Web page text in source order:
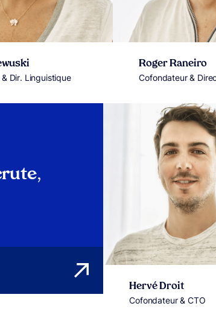
Dir. Linguistique
Roger Raneiro
Cofondateur &
,
Hervé Droit
Cofondateur & CTO